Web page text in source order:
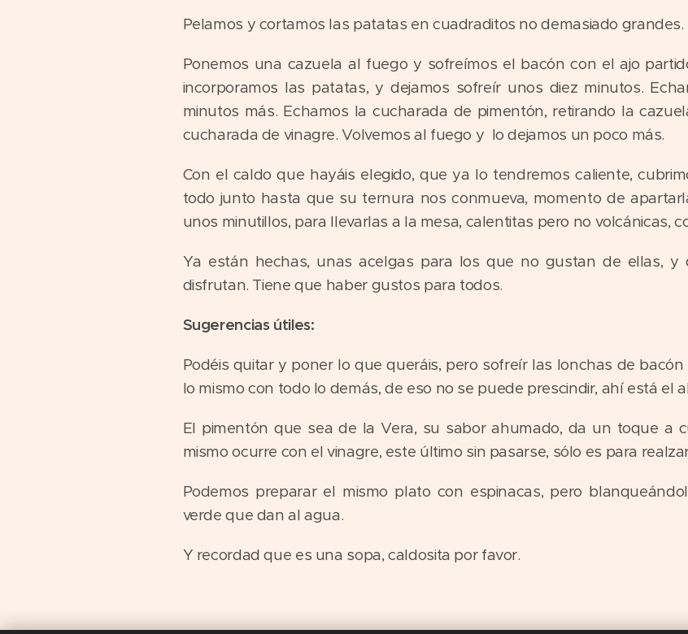
Pelamos y cortamos las patatas en cuadraditos no demasiado grandes.
Ponemos una cazuela al fuego y sofreímos el bacón con el ajo
incorporamos las patatas, y dejamos sofreír unos diez minutos.
minutos más. Echamos la cucharada de pimentón, retirando la
cucharada de vinagre. Volvemos al fuego y lo dejamos un poco más.
Con el caldo que hayáis elegido, que ya lo tendremos caliente,
todo junto hasta que su ternura nos conmueva, momento de
unos minutillos, para llevarlas a la mesa, calentitas pero no volcánicas,
Ya están hechas, unas acelgas para los que no gustan de ellas,
disfrutan. Tiene que haber gustos para todos.
Sugerencias útiles:
Podéis quitar y poner lo que queráis, pero sofreír las lonchas de
lo mismo con todo lo demás, de eso no se puede prescindir, ahí está el
El pimentón que sea de la Vera, su sabor ahumado, da un toque a
mismo ocurre con el vinagre, este último sin pasarse, sólo es para
Podemos preparar el mismo plato con espinacas, pero
verde que dan al agua.
Y recordad que es una sopa, caldosita por favor.